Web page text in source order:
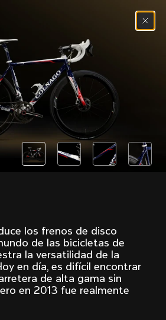
(0)
made history.
produced by Colnago in
Mexico Oro
1979
Master
1983
los frenos de disco
de las bicicletas de
la versatilidad de la
en día, es difícil encontrar
de alta gama sin
en 2013 fue realmente